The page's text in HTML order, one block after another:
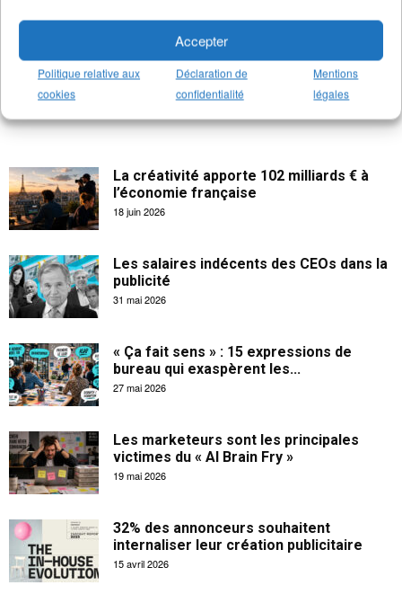
Accepter
Politique relative aux
cookies
Déclaration de
confidentialité
Mentions
légales
La créativité apporte 102 milliards € à
l’économie française
18 juin 2026
Les salaires indécents des CEOs dans la
publicité
31 mai 2026
« Ça fait sens » : 15 expressions de
bureau qui exaspèrent les...
27 mai 2026
Les marketeurs sont les principales
victimes du « AI Brain Fry »
19 mai 2026
32% des annonceurs souhaitent
internaliser leur création publicitaire
15 avril 2026